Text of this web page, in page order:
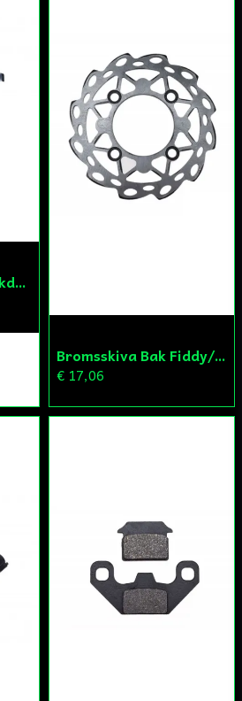
Monteringsbleck Bakdrev Fiddy/Cross
Bromsskiva Bak Fiddy/Cross
€ 17,06